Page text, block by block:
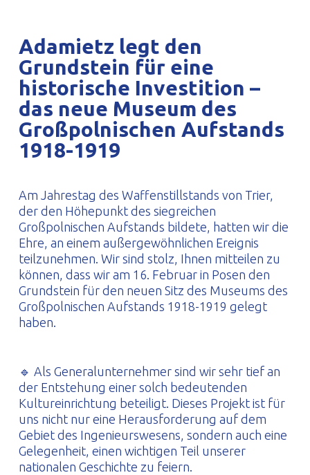
Adamietz legt den
Grundstein für eine
historische Investition –
das neue Museum des
Großpolnischen Aufstands
1918-1919
Am Jahrestag des Waffenstillstands von Trier,
der den Höhepunkt des siegreichen
Großpolnischen Aufstands bildete, hatten wir die
Ehre, an einem außergewöhnlichen Ereignis
teilzunehmen. Wir sind stolz, Ihnen mitteilen zu
können, dass wir am 16. Februar in Posen den
Grundstein für den neuen Sitz des Museums des
Großpolnischen Aufstands 1918-1919 gelegt
haben.
🔹 Als Generalunternehmer sind wir sehr tief an
der Entstehung einer solch bedeutenden
Kultureinrichtung beteiligt. Dieses Projekt ist für
uns nicht nur eine Herausforderung auf dem
Gebiet des Ingenieurswesens, sondern auch eine
Gelegenheit, einen wichtigen Teil unserer
nationalen Geschichte zu feiern.